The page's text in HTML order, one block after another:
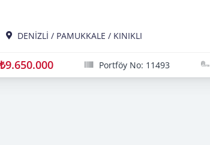
DENİZLİ / PAMUKKALE / KINIKLI
₺9.650.000 Portföy No: 11493